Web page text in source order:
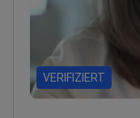
VERIFIZIERT